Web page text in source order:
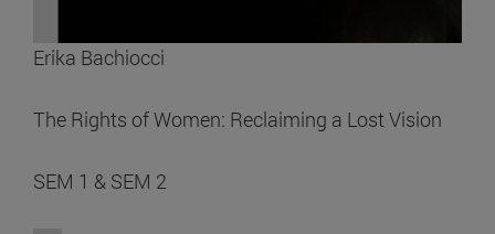
Erika Bachiocci
The Rights of Women: Reclaiming a Lost Vision
SEM 1 & SEM 2